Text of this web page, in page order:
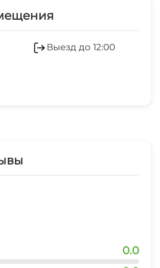
транспорта
Выезд до 12:00
0.0